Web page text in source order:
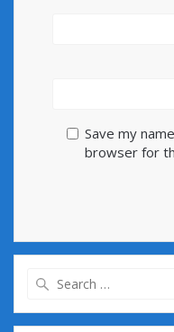
Save my
browser for